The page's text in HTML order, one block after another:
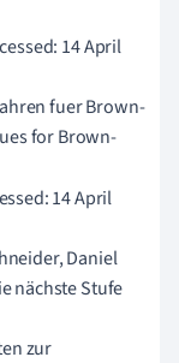
14 April
fuer Brown-
for Brown-
14 April
Daniel
nächste Stufe
zur